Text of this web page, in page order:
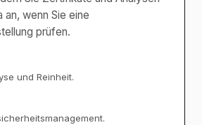
an, wenn Sie eine
prüfen.
und Reinheit.